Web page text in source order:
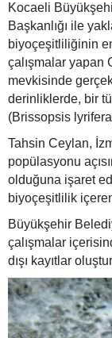
Kocaeli
Başkanlığı ile
biyoçeşitliliğinin
çalışmalar yapan
mevkisinde
derinliklerde, bir
(Brissopsis
Tahsin Ceylan,
popülasyonu
olduğuna işaret
biyoçeşitlilik
Büyükşehir
çalışmalar
dışı kayıtlar